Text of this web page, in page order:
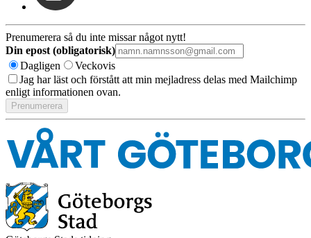
Prenumerera så du inte missar något nytt!
Din epost (obligatorisk)
Dagligen
Veckovis
Jag har läst och förstått att min mejladress delas med Mailchimp
enligt informationen ovan.